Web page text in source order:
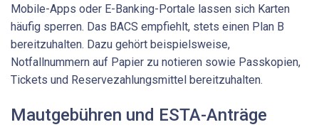
Mobile-Apps oder E-Banking-Portale lassen sich Karten
häufig sperren. Das BACS empfiehlt, stets einen Plan B
bereitzuhalten. Dazu gehört beispielsweise,
Notfallnummern auf Papier zu notieren sowie Passkopien,
Tickets und Reservezahlungsmittel bereitzuhalten.
Mautgebühren und ESTA-Anträge